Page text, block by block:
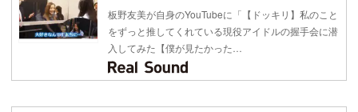
板野友美が自身のYouTubeに「【ドッキリ】私のこと
をずっと推してくれている現役アイドルの握手会に潜
入してみた【僕が見たかった…